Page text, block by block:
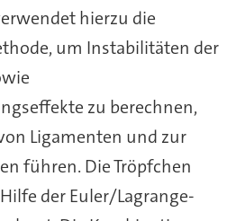
hierzu die
um Instabilitäten der
zu berechnen,
Ligamenten und zur
führen. Die Tröpfchen
der Euler/Lagrange-